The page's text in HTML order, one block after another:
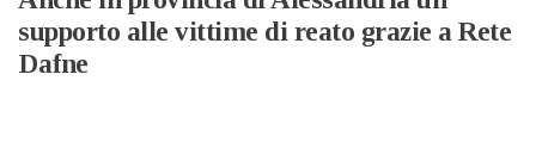
supporto alle vittime di reato grazie a Rete
Dafne